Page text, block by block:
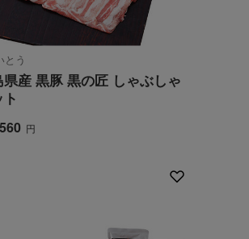
とう
県産 黒豚 黒の匠 しゃぶしゃ
円